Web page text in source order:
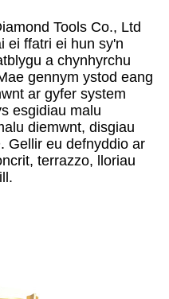
Tools Co., Ltd
ei ffatri ei hun sy'n
a chynhyrchu
gennym ystod eang
ar gyfer system
esgidiau malu
diemwnt, disgiau
Gellir eu defnyddio ar
terrazzo, lloriau